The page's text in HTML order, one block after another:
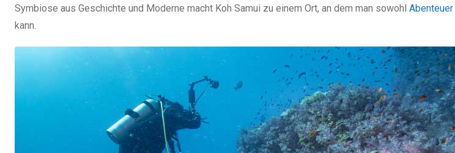
Symbiose aus Geschichte und Moderne macht Koh Samui zu einem Ort, an dem man sowohl Abenteuer
kann.